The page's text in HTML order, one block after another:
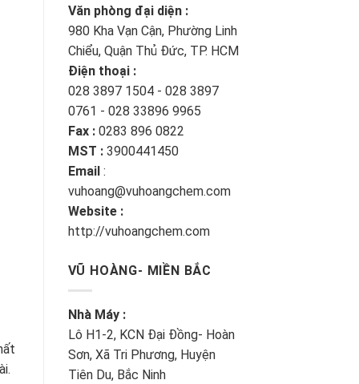
Văn phòng đại diện :
980 Kha Vạn Cận, Phường Linh
Chiểu, Quận Thủ Đức, TP. HCM
Điện thoại :
028 3897 1504 - 028 3897
0761 - 028 33896 9965
Fax : 0283 896 0822
MST : 3900441450
Email :
vuhoang@vuhoangchem.com
Website :
http://vuhoangchem.com
VŨ HOÀNG- MIỀN BẮC
Nhà Máy :
Lô H1-2, KCN Đại Đồng- Hoàn
Sơn, Xã Tri Phương, Huyện
Tiên Du, Bắc Ninh